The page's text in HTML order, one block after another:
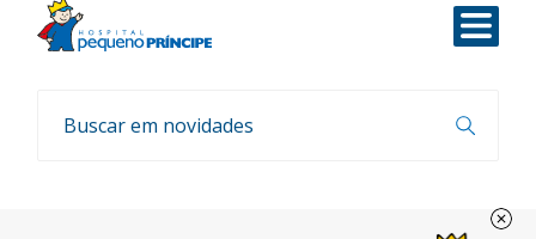
Busca por"Gols Pela Vida"